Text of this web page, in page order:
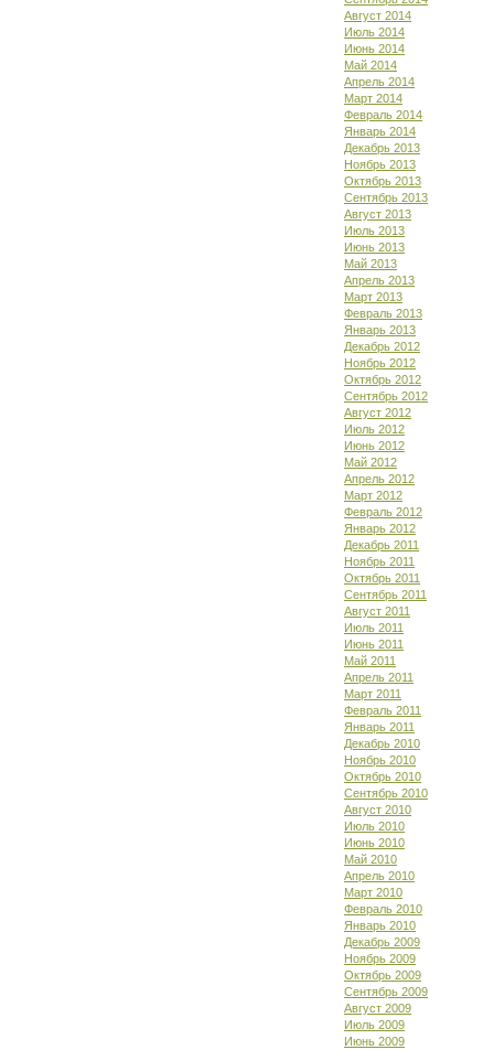
Август 2014
Июль 2014
Июнь 2014
Май 2014
Апрель 2014
Март 2014
Февраль 2014
Январь 2014
Декабрь 2013
Ноябрь 2013
Октябрь 2013
Сентябрь 2013
Август 2013
Июль 2013
Июнь 2013
Май 2013
Апрель 2013
Март 2013
Февраль 2013
Январь 2013
Декабрь 2012
Ноябрь 2012
Октябрь 2012
Сентябрь 2012
Август 2012
Июль 2012
Июнь 2012
Май 2012
Апрель 2012
Март 2012
Февраль 2012
Январь 2012
Декабрь 2011
Ноябрь 2011
Октябрь 2011
Сентябрь 2011
Август 2011
Июль 2011
Июнь 2011
Май 2011
Апрель 2011
Март 2011
Февраль 2011
Январь 2011
Декабрь 2010
Ноябрь 2010
Октябрь 2010
Сентябрь 2010
Август 2010
Июль 2010
Июнь 2010
Май 2010
Апрель 2010
Март 2010
Февраль 2010
Январь 2010
Декабрь 2009
Ноябрь 2009
Октябрь 2009
Сентябрь 2009
Август 2009
Июль 2009
Июнь 2009